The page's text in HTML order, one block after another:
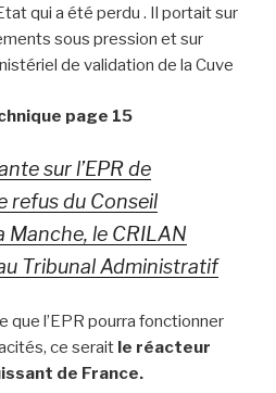
qui a été perdu . Il portait sur
sous pression et sur
de validation de la Cuve
page 15
sur l’EPR de
refus du Conseil
Manche, le CRILAN
Tribunal Administratif
que l’EPR pourra fonctionner
ce serait le réacteur
de France.